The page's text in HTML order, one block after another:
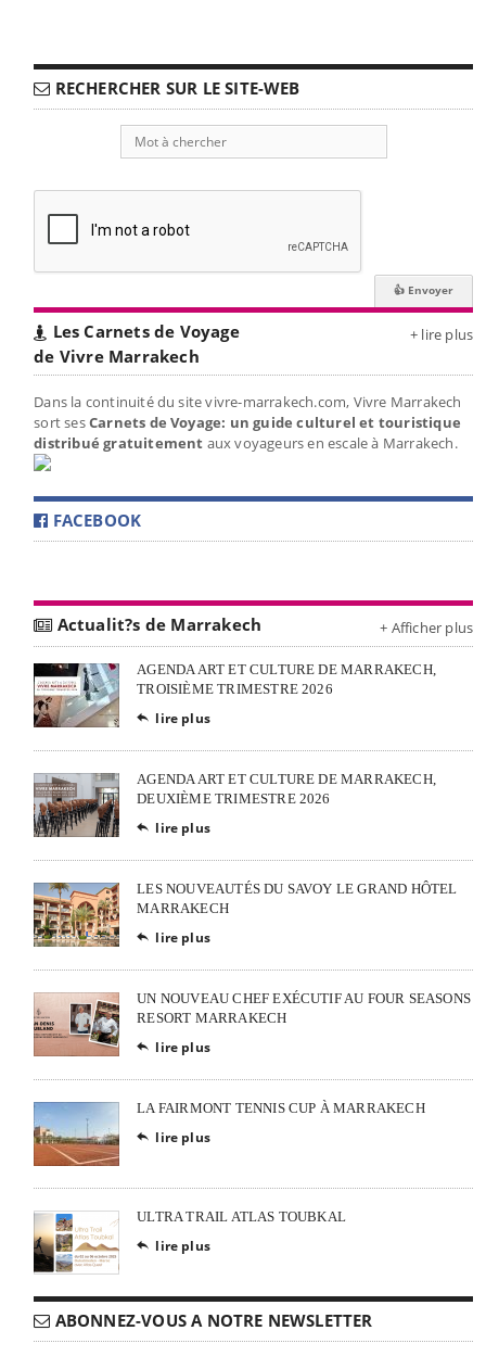
RECHERCHER SUR LE SITE-WEB
Les Carnets de Voyage
de Vivre Marrakech
+ lire plus
Dans la continuité du site vivre-marrakech.com, Vivre Marrakech
sort sesCarnets de Voyage: un guide culturel et touristique
distribué gratuitement aux voyageurs en escale à Marrakech.
FACEBOOK
Actualit?s de Marrakech + Afficher plus
AGENDA ART ET CULTURE DE MARRAKECH,
TROISIÈME TRIMESTRE 2026
 lire plus
AGENDA ART ET CULTURE DE MARRAKECH,
DEUXIÈME TRIMESTRE 2026
 lire plus
LES NOUVEAUTÉS DU SAVOY LE GRAND HÔTEL
MARRAKECH
 lire plus
UN NOUVEAU CHEF EXÉCUTIF AU FOUR SEASONS
RESORT MARRAKECH
 lire plus
LA FAIRMONT TENNIS CUP À MARRAKECH
 lire plus
ULTRA TRAIL ATLAS TOUBKAL
 lire plus
ABONNEZ-VOUS A NOTRE NEWSLETTER